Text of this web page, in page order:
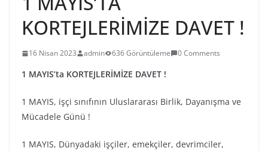
KORTEJLERİMİZE DAVET !
16 Nisan 2023 admin 636 Görüntüleme 0 Comments
1 MAYIS’ta KORTEJLERİMİZE DAVET !
1 MAYIS, işçi sınıfının Uluslararası Birlik, Dayanışma ve
Mücadele Günü !
1 MAYIS, Dünyadaki işçiler, emekçiler, devrimciler,